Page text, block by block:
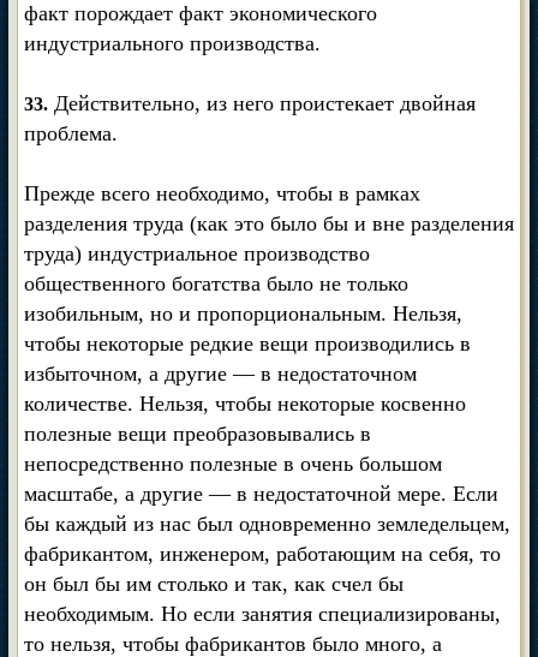
факт порождает факт экономического
индустриального производства.
33. Действительно, из него проистекает двойная
проблема.
Прежде всего необходимо, чтобы в рамках
разделения труда (как это было бы и вне разделения
труда) индустриальное производство
общественного богатства было не только
изобильным, но и пропорциональным. Нельзя,
чтобы некоторые редкие вещи производились в
избыточном, а другие — в недостаточном
количестве. Нельзя, чтобы некоторые косвенно
полезные вещи преобразовывались в
непосредственно полезные в очень большом
масштабе, а другие — в недостаточной мере. Если
бы каждый из нас был одновременно земледельцем,
фабрикантом, инженером, работающим на себя, то
он был бы им столько и так, как счел бы
необходимым. Но если занятия специализированы,
то нельзя, чтобы фабрикантов было много, а